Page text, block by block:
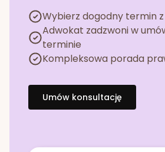
Wybierz dogodny termin
Adwokat zadzwoni w
terminie
Kompleksowa porada
Umów konsultację